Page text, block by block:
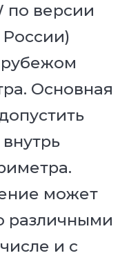
по версии
Основная
может
различными
и с